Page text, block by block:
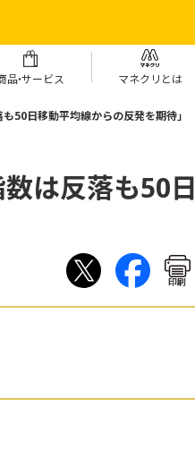
品・サービス マネクリとは
50日移動平均線からの反発を期待」
は反落も50日
印刷